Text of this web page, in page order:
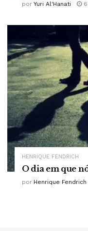
por Yuri Al'Hanati 6
HENRIQUE FENDRICH
O dia em que
por Henrique Fendrich